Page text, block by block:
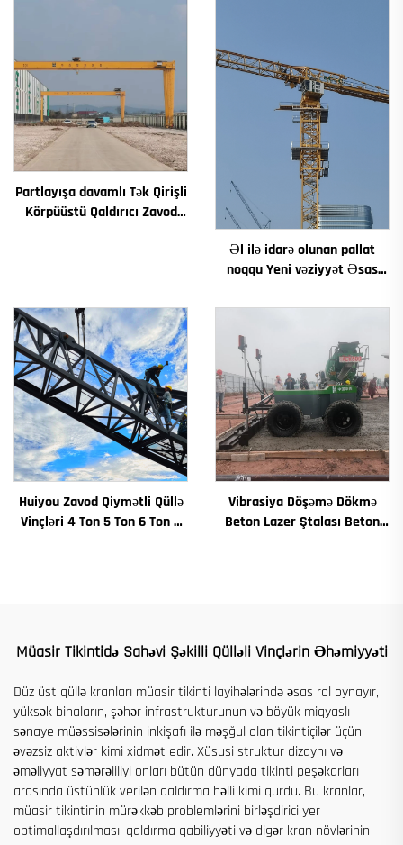
Partlayışa davamlı Tək Qirişli
Körpüüstü Qaldırıcı Zavod
Əl ilə idarə olunan pallat
noqqu Yeni vəziyyət Əsas
Redüktor Dişli Laqer Nasos
Huiyou Zavod Qiymətli Qüllə
Vinçləri 4 Ton 5 Ton 6 Ton 8
Vibrasiya Döşəmə Dökmə
Beton Lazer Ştalası Beton
Müasir Tikintidə Sahəvi Şəkilli Qülləli Vinçlərin Əhəmiyyəti
Düz üst qüllə kranları müasir tikinti layihələrində əsas rol oynayır,
yüksək binaların, şəhər infrastrukturunun və böyük miqyaslı
sənaye müəssisələrinin inkişafı ilə məşğul olan tikintiçilər üçün
əvəzsiz aktivlər kimi xidmət edir. Xüsusi struktur dizaynı və
əməliyyat səmərəliliyi onları bütün dünyada tikinti peşəkarları
arasında üstünlük verilən qaldırma həlli kimi qurdu. Bu kranlar,
müasir tikintinin mürəkkəb problemlərini birləşdirici yer
optimallaşdırılması, qaldırma qabiliyyəti və digər kran növlərinin